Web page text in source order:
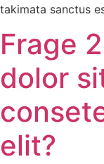
takimata sanctus
Frage
dolor
elit?